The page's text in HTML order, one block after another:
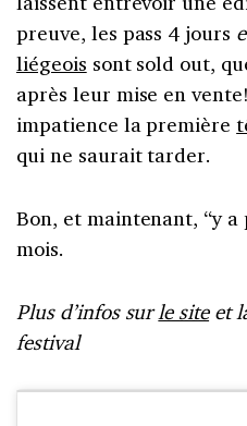
preuve, les pass 4 jours
liégeois sont sold out,
après leur mise en
impatience la première
qui ne saurait tarder.
Bon, et maintenant, “y a
mois.
Plus d’infos surle siteet
festival